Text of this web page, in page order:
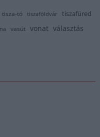
tisza-tó tiszaföldvár tiszafüred
vasút vonat választás